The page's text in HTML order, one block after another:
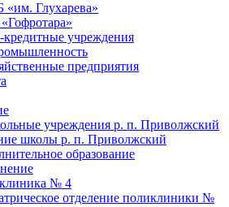
Глухарева»
учреждения
предприятия
учреждения р. п. Приволжский
школы р. п. Приволжский
образование
№ 4
отделение поликлиники №